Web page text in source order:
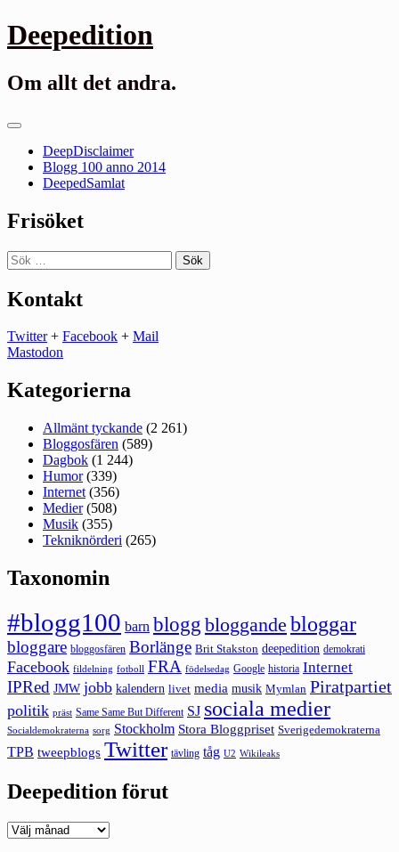
Gå
till
Deepedition
Om allt det andra.
Primär
DeepDisclaimer
Blogg 100 anno 2014
DeepedSamlat
Frisöket
Sök
efter:
Kontakt
Twitter+ Facebook + Mail
Mastodon
Kategorierna
Allmänt tyckande (2 261)
Bloggosfären (589)
Dagbok (1 244)
Humor(339)
Internet (356)
Medier(508)
Musik (355)
Tekniknörderi (265)
Taxonomin
#blogg100 barn blogg bloggande bloggar
bloggare bloggosfären Borlänge Brit Stakston deepedition demokrati
Facebook fildelning fotboll FRA födelsedag Google historia Internet
IPRed JMW jobb kalendern livet media musik Mymlan Piratpartiet
politik präst Same Same But Different SJ sociala medier
Socialdemokraterna sorg Stockholm Stora Bloggpriset Sverigedemokraterna
TPB tweepblogs Twitter tävling tåg U2 Wikileaks
Deepedition förut
Deepedition